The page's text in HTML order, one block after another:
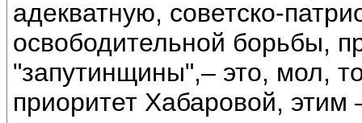
адекватную, советско-
освободительной борьбы,
"запутинщины",– это, мол,
приоритет Хабаровой,